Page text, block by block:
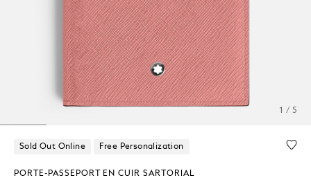
1 / 5
Sold Out Online Free Personalization
PORTE-PASSEPORT EN CUIR SARTORIAL